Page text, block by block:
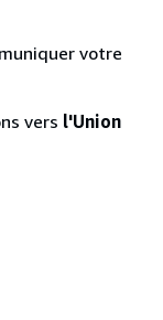
votre
vers l'Union